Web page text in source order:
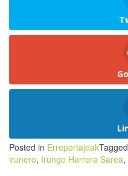
Posted in ErreportajeakTagged
irunero, Irungo Harrera Sarea,